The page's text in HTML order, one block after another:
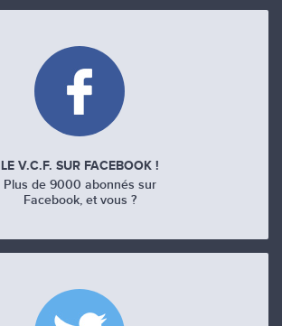
LE V.C.F. SUR FACEBOOK !
Plus de 9000 abonnés sur
Facebook, et vous ?